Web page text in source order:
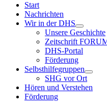
Start
Nachrichten
Wir in der DHS
Unsere Geschichte
Zeitschrift
DHS-Portal
Förderung
Selbsthilfegruppen
SHG vor Ort
Hören und Verstehen
Förderung